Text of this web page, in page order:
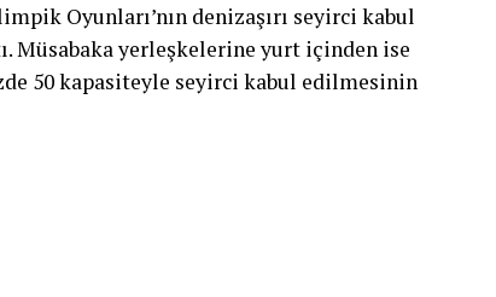
Oyunları’nın denizaşırı seyirci kabul
Müsabaka yerleşkelerine yurt içinden ise
50 kapasiteyle seyirci kabul edilmesinin